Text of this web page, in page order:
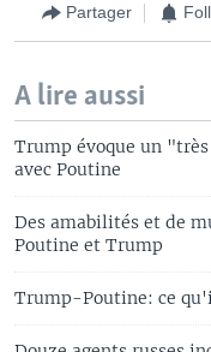
Partager
A lire aussi
Trump évoque un
avec Poutine
Des amabilités et de
Poutine et Trump
Trump-Poutine: ce